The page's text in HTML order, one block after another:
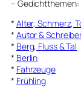
– Gedichtthemen:
* Alter, Schmerz,
* Autor &
* Berg, Fluss & Tal
* Berlin
* Fahrzeuge
* Frühling